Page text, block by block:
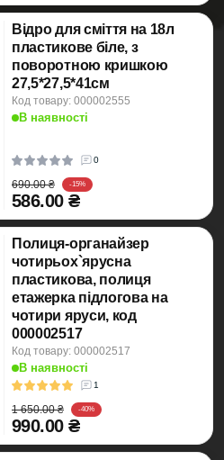
Відро для сміття на 18л
пластикове біле, з
поворотною кришкою
27,5*27,5*41см
Код товару: 000002555
В наявності
0
690.00 ₴ -15%
586.00 ₴
Полиця-органайзер
чотирьох`ярусна
пластикова, полиця
етажерка підлогова на
чотири яруси, код
000002517
Код товару: 000002517
В наявності
1
1 650.00 ₴ -40%
990.00 ₴